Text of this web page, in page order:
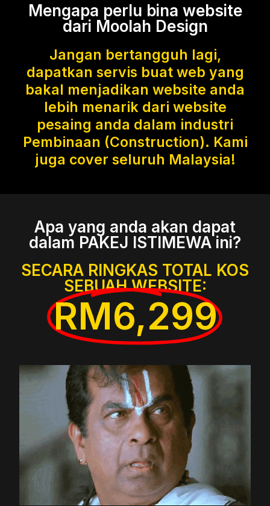
Mengapa perlu bina website
dari Moolah Design
Jangan bertangguh lagi,
dapatkan servis buat web yang
bakal menjadikan website anda
lebih menarik dari website
pesaing anda dalam industri
Pembinaan (Construction). Kami
juga cover seluruh Malaysia!
Apa yang anda akan dapat
dalam PAKEJ ISTIMEWA ini?
SECARA RINGKAS TOTAL KOS
SEBUAH WEBSITE:
RM6,299